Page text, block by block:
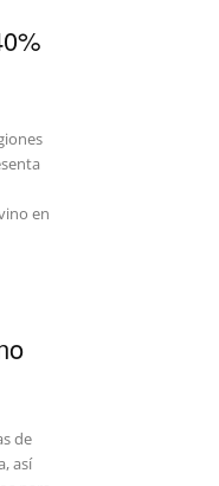
en
de
así